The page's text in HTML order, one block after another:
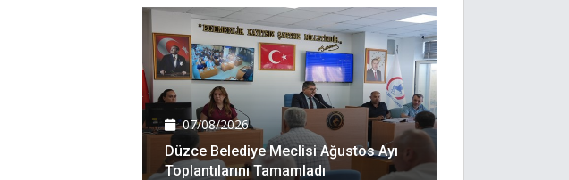
07/08/2026
Düzce Belediye Meclisi Ağustos Ayı
Toplantılarını Tamamladı